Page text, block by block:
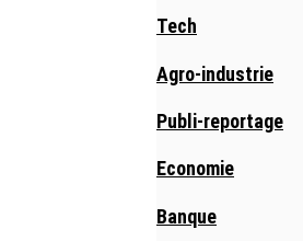
Tech
Agro-industrie
Publi-reportage
Economie
Banque